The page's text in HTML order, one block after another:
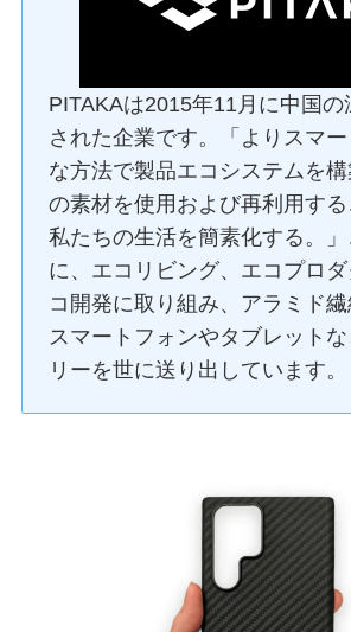
PITAKAは2015年11月に中国の
された企業です。「よりスマ
な方法で製品エコシステムを
の素材を使用および再利用する
私たちの生活を簡素化する。
に、エコリビング、エコプロ
コ開発に取り組み、アラミド
スマートフォンやタブレット
リーを世に送り出しています。